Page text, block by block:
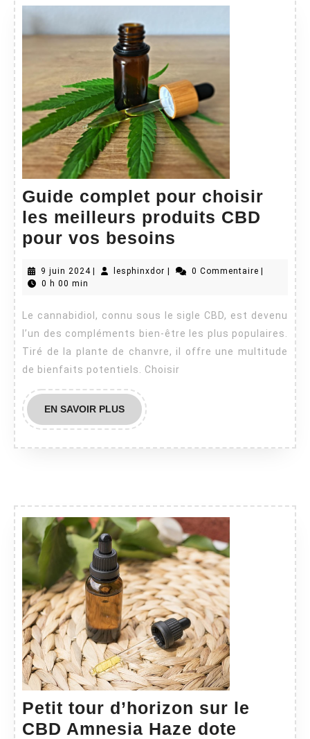
Guide complet pour choisir
les meilleurs produits CBD
pour vos besoins
pour
les
meilleurs
besoins
9 juin 20249
lesphinxdor lesphinxdor0 Commentaire
0 h 00 min
l’un des compléments bien-être les plus populaires.
Tiré de la plante de chanvre, il offre une multitude
de bienfaits potentiels. Choisir
EN SAVOIR PLUSEN
SAVOIR
Petit tour d’horizon sur le
CBD Amnesia Haze dote